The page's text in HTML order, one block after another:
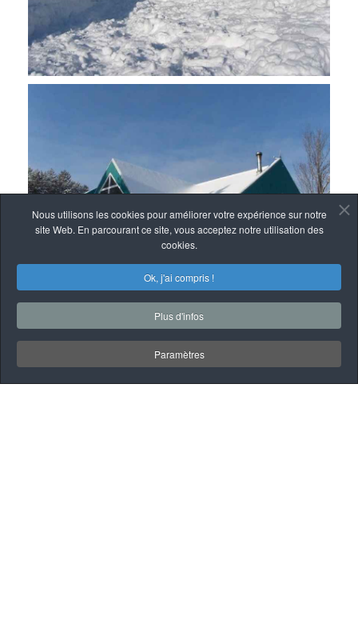
Nous utilisons les cookies pour améliorer votre expérience sur notre
site Web. En parcourant ce site, vous acceptez notre utilisation des
cookies.
Ok, j'ai compris !
Plus d'infos
Paramètres